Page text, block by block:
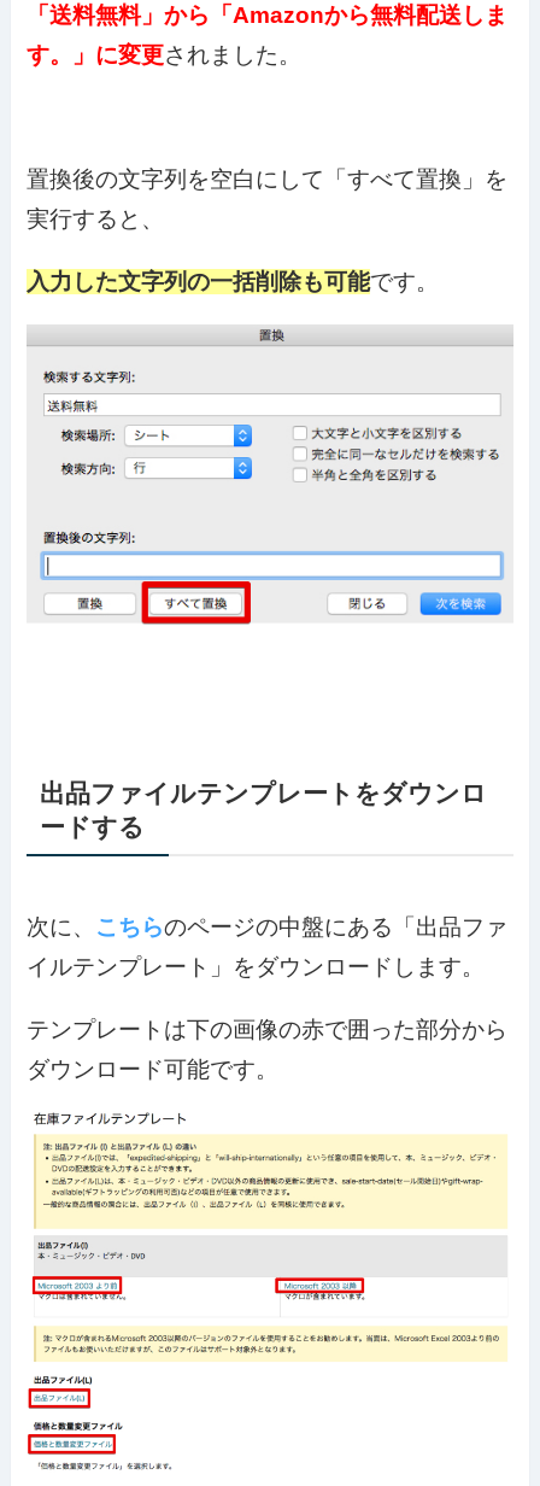
「送料無料」から「Amazonから無料配送しま
す。」に変更されました。
置換後の文字列を空白にして「すべて置換」を
実行すると、
入力した文字列の一括削除も可能です。
出品ファイルテンプレートをダウンロ
ードする
次に、 こちらのページの中盤にある「出品ファ
イルテンプレート」をダウンロードします。
テンプレートは下の画像の赤で囲った部分から
ダウンロード可能です。